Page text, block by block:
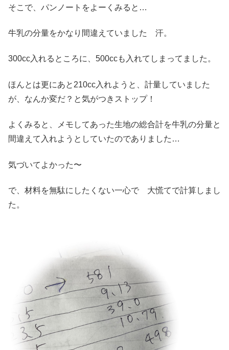
そこで、パンノートをよーくみると…
牛乳の分量をかなり間違えていました 汗。
300cc入れるところに、500ccも入れてしまってました。
ほんとは更にあと210cc入れようと、計量していました
が、なんか変だ？と気がつきストップ！
よくみると、メモしてあった生地の総合計を牛乳の分量と
間違えて入れようとしていたのでありました…
気づいてよかった〜
で、材料を無駄にしたくない一心で 大慌てで計算しまし
た。